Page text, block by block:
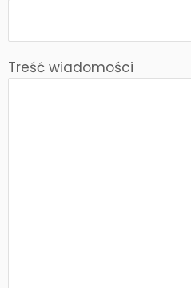
Treść wiadomości